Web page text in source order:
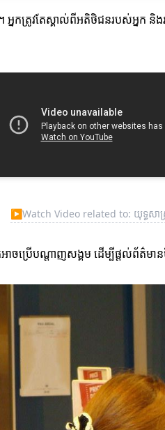
នកត្រូវតែស្គាល់ពីអតិថិជនរបស់អ្នក
▶Watch Video related to: យុទ្ធសាស្
ចប្រើបណ្តាញសង្គម ដើម្បីផ្តល់ព័ត៌